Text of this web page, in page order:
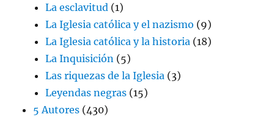
La esclavitud (1)
La Iglesia católica y el nazismo (9)
La Iglesia católica y la historia (18)
La Inquisición (5)
Las riquezas de la Iglesia (3)
Leyendas negras (15)
5 Autores (430)